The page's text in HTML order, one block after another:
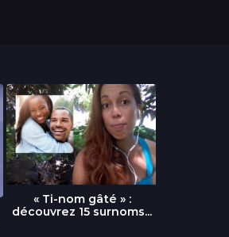
« Ti-nom gâté » :
découvrez 15 surnoms...